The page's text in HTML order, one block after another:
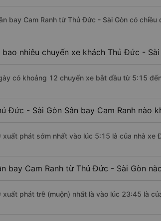
bay Cam Ranh từ Thủ Đức - Sài Gòn có chiều
nhiêu chuyến xe khách Thủ Đức -
có khoảng 12 chuyến xe bắt đầu từ 5:15
Đức - Sài Gòn Sân bay Cam Ranh nào
xuất phát sớm nhất vào lúc 5:15 là của nhà xe
bay Cam Ranh từ Thủ Đức - Sài Gòn
xuất phát trễ (muộn) nhất là vào lúc 23:45 là